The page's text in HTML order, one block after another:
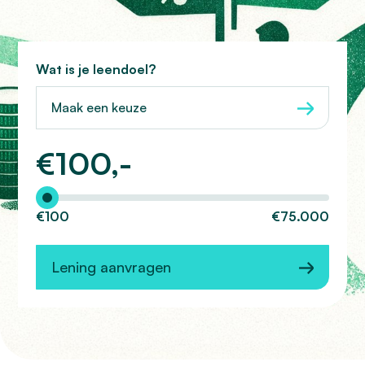
Wat is je leendoel?
Maak een keuze
€100,-
Hoeveel wilt u lenen?
€100 €75.000
Lening aanvragen